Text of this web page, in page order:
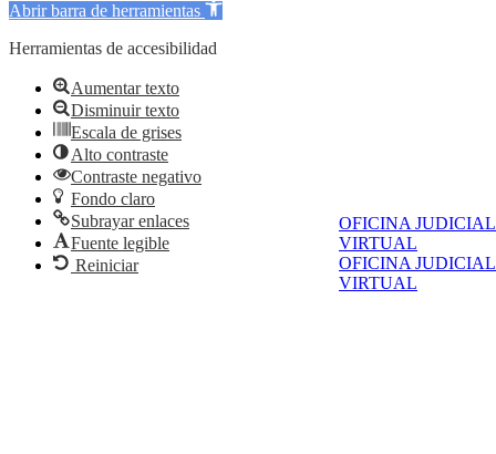
OFICINA JUDICIAL
VIRTUAL
OFICINA JUDICIAL
VIRTUAL
Abrir barra de herramientas
Herramientas de accesibilidad
Aumentar texto
Disminuir texto
Escala de grises
Alto contraste
Contraste negativo
Fondo claro
Subrayar enlaces
Fuente legible
Reiniciar